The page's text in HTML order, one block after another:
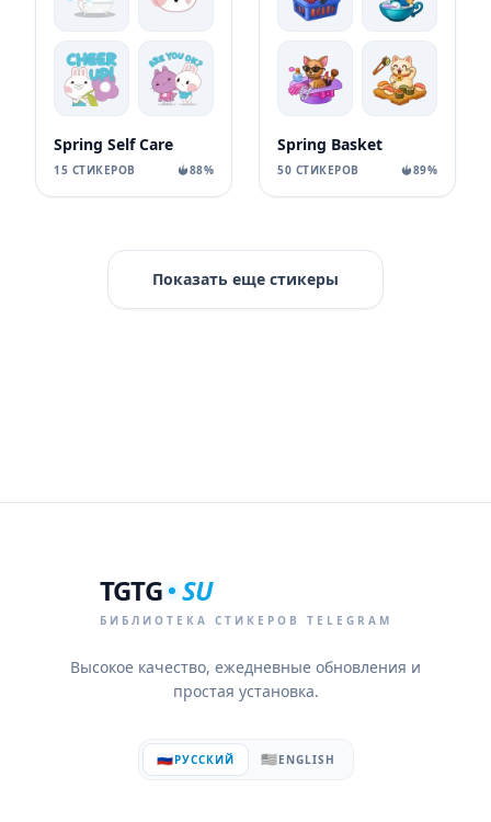
Spring Self Care
15 СТИКЕРОВ 88%
Spring Basket
50 СТИКЕРОВ 89%
Показать еще стикеры
TGTG SU
БИБЛИОТЕКА СТИКЕРОВ TELEGRAM
Высокое качество, ежедневные обновления и
простая установка.
🇷🇺РУССКИЙ 🇺🇸ENGLISH